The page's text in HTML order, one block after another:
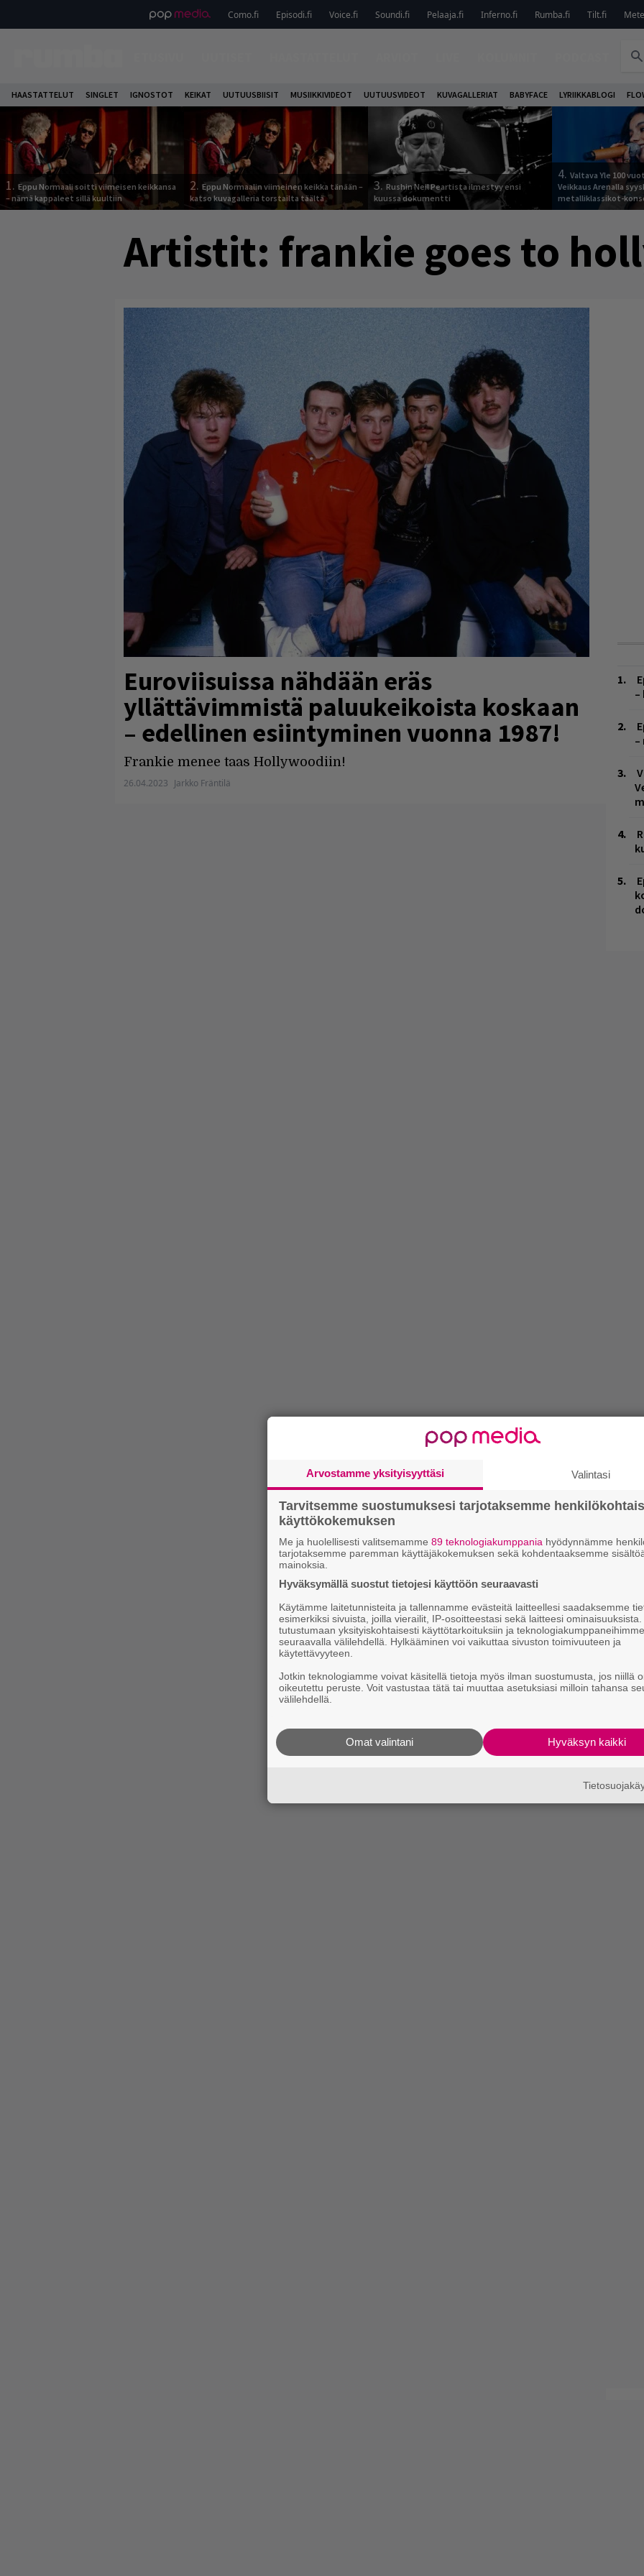
Como.fi Episodi.fi Voice.fi Soundi.fi Pelaaja.fi Inferno.fi Rumba.fi Tilt.fi
HAASTATTELUT SINGLET IGNOSTOT KEIKAT UUTUUSBIISIT MUSIIKKIVIDEOT UUTUUSVIDEOT KUVAGALLERIAT BABYFACE LYRIIKKABLOGI
1. Eppu Normaali soitti viimeisen keikkansa
– nämä kappaleet sillä kuultiin
2. Eppu Normaalin viimeinen keikka tänään –
katso kuvagalleria torstailta täältä
3. Rushin Neil Peartista ilmestyy ensi
kuussa dokumentti
4. Valtava Yle 100
Veikkaus Arenalla
metalliklassikot-
Artistit: frankie goes to
Euroviisuissa nähdään eräs
yllättävimmistä paluukeikoista koskaan
– edellinen esiintyminen vuonna 1987!
Frankie menee taas Hollywoodiin!
26.04.2023 Jarkko Fräntilä
–
Arvostamme yksityisyyttäsi Valintasi
Tarvitsemme suostumuksesi tarjotaksemme
käyttökokemuksen
Me ja huolellisesti valitsemamme 89 teknologiakumppania hyödynnämme
tarjotaksemme paremman käyttäjäkokemuksen sekä kohdentaaksemme
mainoksia.
Hyväksymällä suostut tietojesi käyttöön seuraavasti
Käytämme laitetunnisteita ja tallennamme evästeitä laitteellesi saadaksemme
esimerkiksi sivuista, joilla vierailit, IP-osoitteestasi sekä laitteesi
tutustumaan yksityiskohtaisesti käyttötarkoituksiin ja teknologiakumppaneihimme
seuraavalla välilehdellä. Hylkääminen voi vaikuttaa sivuston toimivuuteen ja
käytettävyyteen.
Jotkin teknologiamme voivat käsitellä tietoja myös ilman suostumusta, jos niillä
oikeutettu peruste. Voit vastustaa tätä tai muuttaa asetuksiasi milloin tahansa
välilehdellä.
Hyväksyn kaikki
Omat valintani